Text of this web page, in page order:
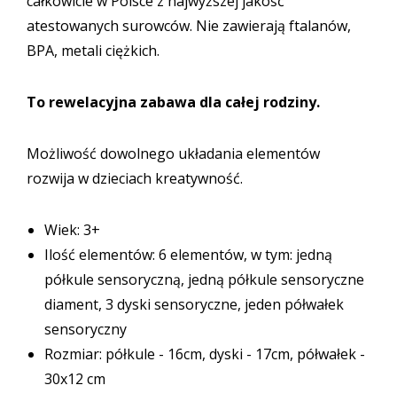
atestowanych surowców. Nie zawierają ftalanów,
BPA, metali ciężkich.
To rewelacyjna zabawa dla całej rodziny.
Możliwość dowolnego układania elementów
rozwija w dzieciach kreatywność.
Wiek: 3+
Ilość elementów: 6 elementów, w tym: jedną
półkule sensoryczną, jedną półkule sensoryczne
diament, 3 dyski sensoryczne, jeden półwałek
sensoryczny
Rozmiar: półkule - 16cm, dyski - 17cm, półwałek -
30x12 cm